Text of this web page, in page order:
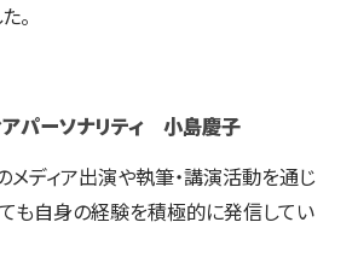
。
アパーソナリティ 小島慶子
メディア出演や執筆・講演活動を通じ
も自身の経験を積極的に発信してい